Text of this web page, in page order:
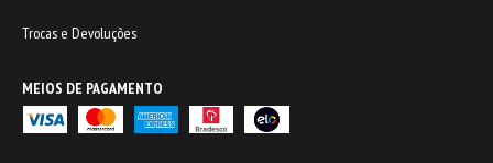
Trocas e Devoluções
MEIOS DE PAGAMENTO